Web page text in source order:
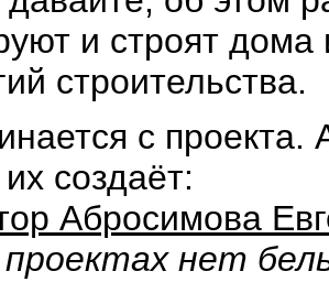
и строят
строительства.
с проекта.
создаёт:
Абросимова
нет